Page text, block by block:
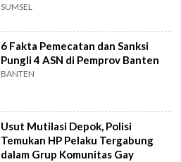
Ekonomi Daerah
SUMSEL
6 Fakta Pemecatan dan Sanksi
Pungli 4 ASN di Pemprov Banten
BANTEN
Usut Mutilasi Depok, Polisi
Temukan HP Pelaku Tergabung
dalam Grup Komunitas Gay